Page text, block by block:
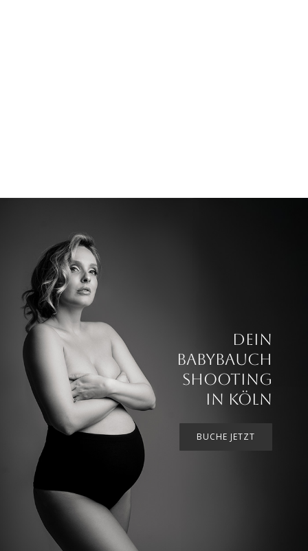
DEIN
BABYBAUCH
SHOOTING
IN KÖLN
BUCHE JETZT